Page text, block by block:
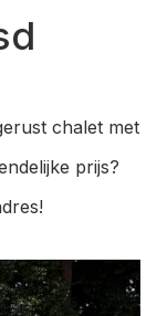
chalet met
prijs?